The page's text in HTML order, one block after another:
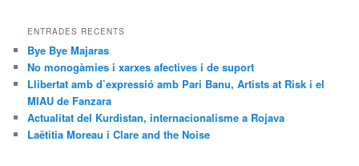
ENTRADES RECENTS
Bye Bye Majaras
No monogàmies i xarxes afectives i de suport
Llibertat amb d’expressió amb Pari Banu, Artists at Risk i el
MIAU de Fanzara
Actualitat del Kurdistan, internacionalisme a Rojava
Laëtitia Moreau i Clare and the Noise